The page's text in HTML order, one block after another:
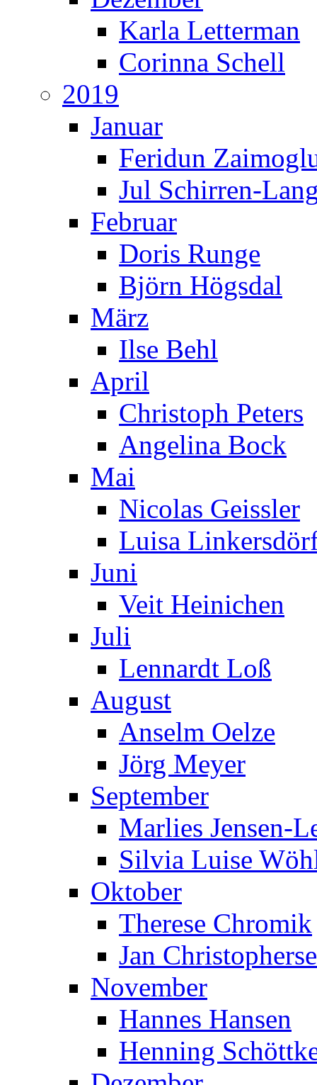
Karla Letterman
Corinna Schell
2019
Januar
Feridun
Jul Schirren-
Februar
Doris Runge
Björn Högsdal
März
Ilse Behl
April
Christoph Peters
Angelina Bock
Mai
Nicolas Geissler
Luisa
Juni
Veit Heinichen
Juli
Lennardt Loß
August
Anselm Oelze
Jörg Meyer
September
Marlies Jensen-
Silvia Luise
Oktober
Therese Chromik
Jan
November
Hannes Hansen
Henning